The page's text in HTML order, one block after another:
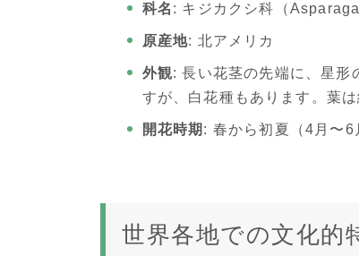
科名 : キジカクシ科（
原産地: 北アメリカ
外観: 長い花茎の先端に、星形
すが、白花種もあります。葉
開花時期 : 春から初夏（4月〜6
世界各地での文化的